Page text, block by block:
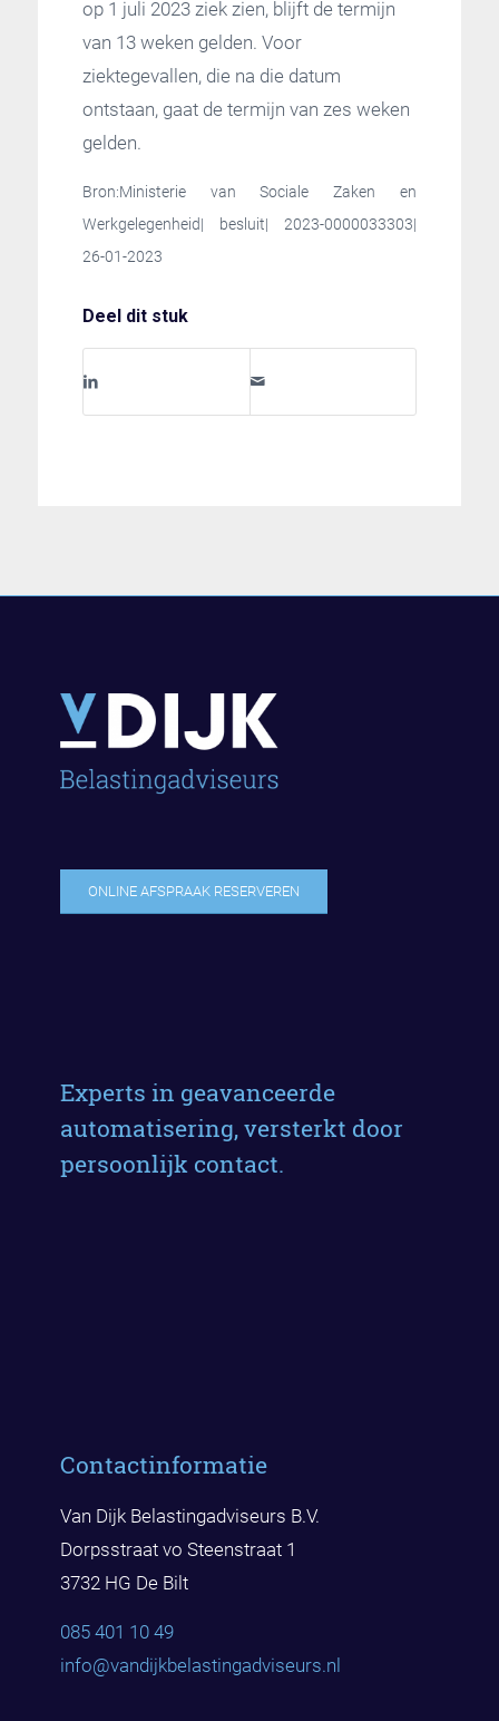
op 1 juli 2023 ziek zien, blijft de termijn
van 13 weken gelden. Voor
ziektegevallen, die na die datum
ontstaan, gaat de termijn van zes weken
gelden.
Bron:Ministerie van Sociale Zaken en
Werkgelegenheid| besluit| 2023-0000033303|
26-01-2023
Deel dit stuk
ONLINE AFSPRAAK RESERVEREN
Experts in geavanceerde
automatisering, versterkt door
persoonlijk contact.
Contactinformatie
Van Dijk Belastingadviseurs B.V.
Dorpsstraat vo Steenstraat 1
3732 HG De Bilt
085 401 10 49
info@vandijkbelastingadviseurs.nl